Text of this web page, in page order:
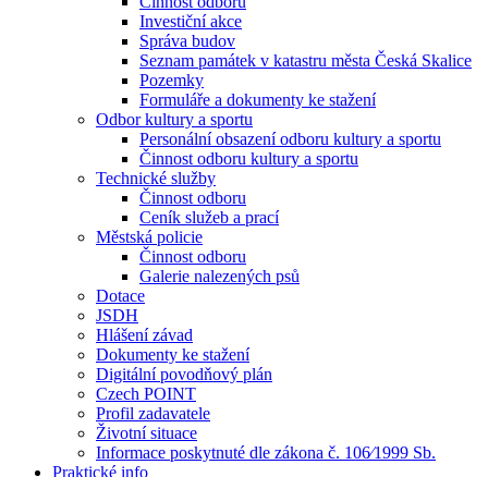
Investiční akce
Správa budov
Seznam památek v katastru města Česká Skalice
Pozemky
Formuláře a dokumenty ke stažení
Odbor kultury a sportu
Personální obsazení odboru kultury a sportu
Činnost odboru kultury a sportu
Technické služby
Činnost odboru
Ceník služeb a prací
Městská policie
Činnost odboru
Galerie nalezených psů
Dotace
JSDH
Hlášení závad
Dokumenty ke stažení
Digitální povodňový plán
Czech POINT
Profil zadavatele
Životní situace
Informace poskytnuté dle zákona č. 106⁄1999 Sb.
Praktické info